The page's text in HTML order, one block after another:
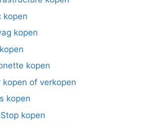
kopen
kopen
kopen
kopen of verkopen
kopen
kopen